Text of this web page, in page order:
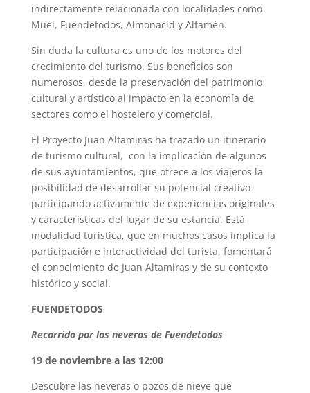
indirectamente relacionada con localidades como
Muel, Fuendetodos, Almonacid y Alfamén.
Sin duda la cultura es uno de los motores del
crecimiento del turismo. Sus beneficios son
numerosos, desde la preservación del patrimonio
cultural y artístico al impacto en la economía de
sectores como el hostelero y comercial.
El Proyecto Juan Altamiras ha trazado un itinerario
de turismo cultural, con la implicación de algunos
de sus ayuntamientos, que ofrece a los viajeros la
posibilidad de desarrollar su potencial creativo
participando activamente de experiencias originales
y características del lugar de su estancia. Está
modalidad turística, que en muchos casos implica la
participación e interactividad del turista, fomentará
el conocimiento de Juan Altamiras y de su contexto
histórico y social.
FUENDETODOS
Recorrido por los neveros de Fuendetodos
19 de noviembre a las 12:00
Descubre las neveras o pozos de nieve que